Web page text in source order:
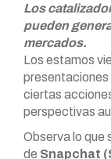
Los
pueden
mercados.
Los estamos
presentaciones
ciertas
perspectivas
Observa lo que
de Snapchat